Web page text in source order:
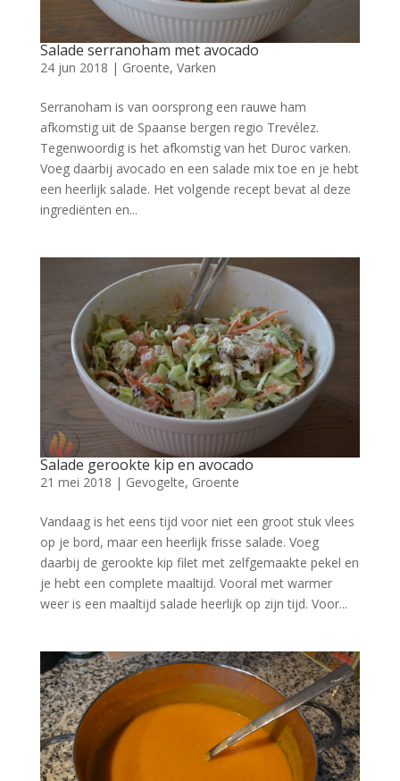
Salade serranoham met avocado
24 jun 2018 | Groente, Varken
Serranoham is van oorsprong een rauwe ham
afkomstig uit de Spaanse bergen regio Trevélez.
Tegenwoordig is het afkomstig van het Duroc varken.
Voeg daarbij avocado en een salade mix toe en je hebt
een heerlijk salade. Het volgende recept bevat al deze
ingrediënten en...
Salade gerookte kip en avocado
21 mei 2018 | Gevogelte, Groente
Vandaag is het eens tijd voor niet een groot stuk vlees
op je bord, maar een heerlijk frisse salade. Voeg
daarbij de gerookte kip filet met zelfgemaakte pekel en
je hebt een complete maaltijd. Vooral met warmer
weer is een maaltijd salade heerlijk op zijn tijd. Voor...